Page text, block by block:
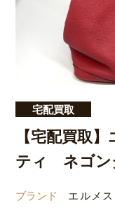
宅配買取
【宅配買取
ティ ネゴ
ブランド エルメス